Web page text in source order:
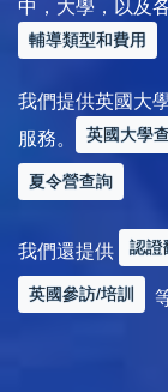
中，大學，以及
輔導類型和費用
我們提供英國大
服務。
英國大學
夏令營查詢
我們還提供 認證
英國參訪/培訓